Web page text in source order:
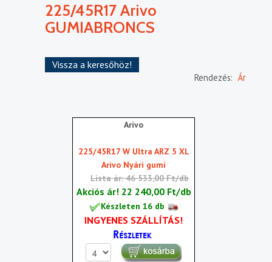
225/45R17 Arivo
GUMIABRONCS
Vissza a keresőhöz!
Rendezés: Ár
Arivo
225/45R17 W Ultra ARZ 5 XL
Arivo Nyári gumi
Lista ár: 46 533,00 Ft/db
Akciós ár! 22 240,00 Ft/db
Készleten 16 db
INGYENES SZÁLLÍTÁS!